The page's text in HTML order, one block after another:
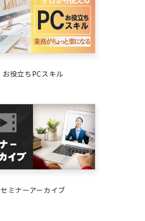
お役立ちPCスキル
セミナーアーカイブ